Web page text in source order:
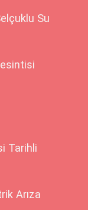
Su
Tarihli
Arıza